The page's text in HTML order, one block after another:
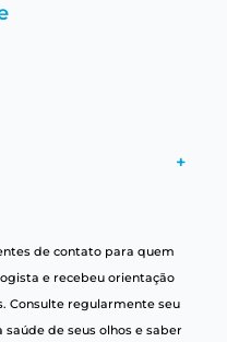
+
de contato para quem
e recebeu orientação
Consulte regularmente seu
de seus olhos e saber